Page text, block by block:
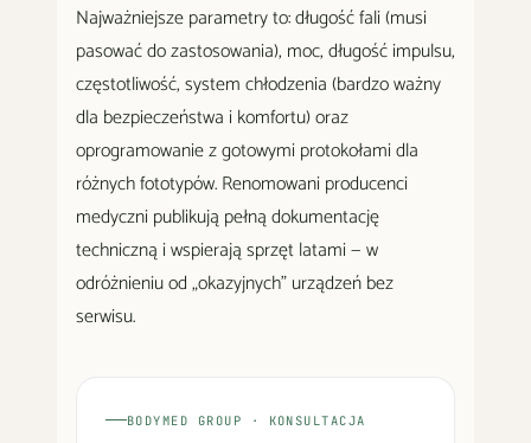
Najważniejsze parametry to: długość fali (musi
pasować do zastosowania), moc, długość impulsu,
częstotliwość, system chłodzenia (bardzo ważny
dla bezpieczeństwa i komfortu) oraz
oprogramowanie z gotowymi protokołami dla
różnych fototypów. Renomowani producenci
medyczni publikują pełną dokumentację
techniczną i wspierają sprzęt latami — w
odróżnieniu od „okazyjnych" urządzeń bez
serwisu.
BODYMED GROUP · KONSULTACJA